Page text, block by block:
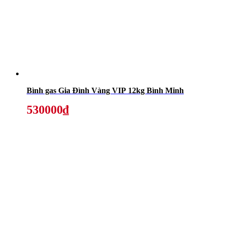
Bình gas Gia Đình Vàng VIP 12kg Bình Minh
530000₫